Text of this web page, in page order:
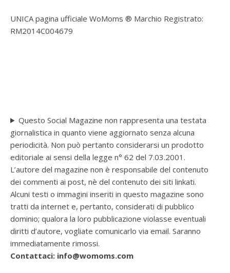
UNICA pagina ufficiale WoMoms ® Marchio Registrato:
RM2014C004679
Questo Social Magazine non rappresenta una testata
giornalistica in quanto viene aggiornato senza alcuna
periodicità. Non può pertanto considerarsi un prodotto
editoriale ai sensi della legge n° 62 del 7.03.2001.
L’autore del magazine non è responsabile del contenuto
dei commenti ai post, nè del contenuto dei siti linkati.
Alcuni testi o immagini inseriti in questo magazine sono
tratti da internet e, pertanto, considerati di pubblico
dominio; qualora la loro pubblicazione violasse eventuali
diritti d’autore, vogliate comunicarlo via email. Saranno
immediatamente rimossi.
Contattaci: info@womoms.com